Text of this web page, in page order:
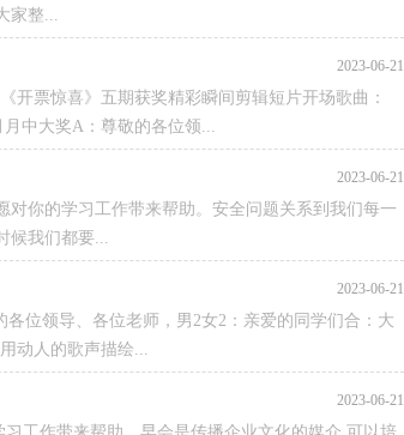
家整...
2023-06-21
开票惊喜》五期获奖精彩瞬间剪辑短片开场歌曲：
中大奖A：尊敬的各位领...
2023-06-21
你的学习工作带来帮助。安全问题关系到我们每一
候我们都要...
2023-06-21
位领导、各位老师，男2女2：亲爱的同学们合：大
动人的歌声描绘...
2023-06-21